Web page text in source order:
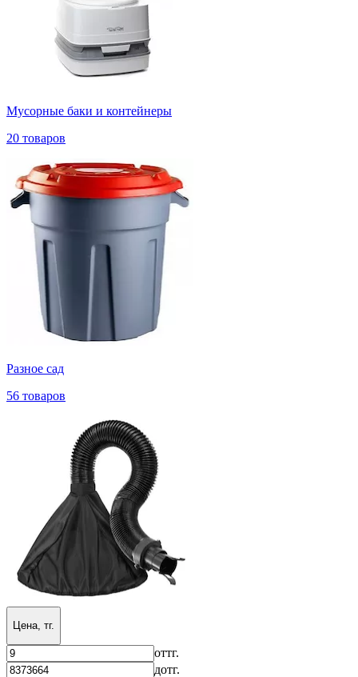
Мусорные баки и контейнеры
20 товаров
Разное сад
56 товаров
Цена, тг.
оттг.
дотг.